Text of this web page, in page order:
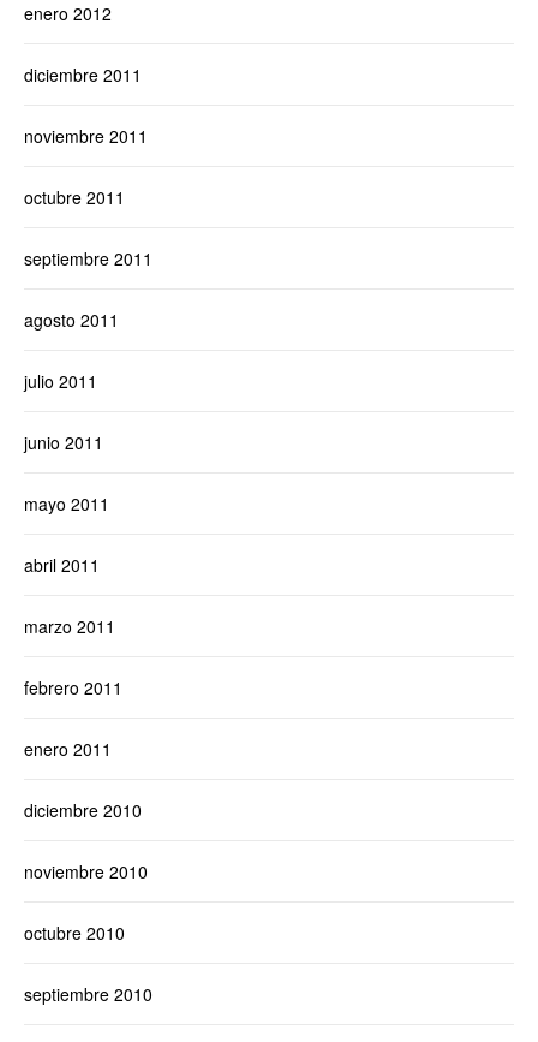
enero 2012
diciembre 2011
noviembre 2011
octubre 2011
septiembre 2011
agosto 2011
julio 2011
junio 2011
mayo 2011
abril 2011
marzo 2011
febrero 2011
enero 2011
diciembre 2010
noviembre 2010
octubre 2010
septiembre 2010